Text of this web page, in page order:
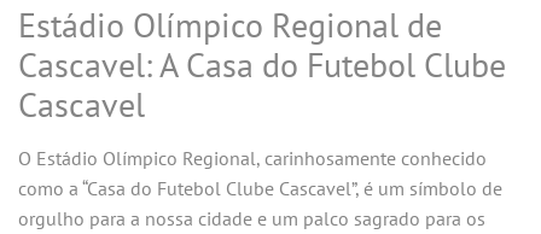
Estádio Olímpico Regional de
Cascavel: A Casa do Futebol Clube
Cascavel
O Estádio Olímpico Regional, carinhosamente conhecido
como a “Casa do Futebol Clube Cascavel”, é um símbolo de
orgulho para a nossa cidade e um palco sagrado para os